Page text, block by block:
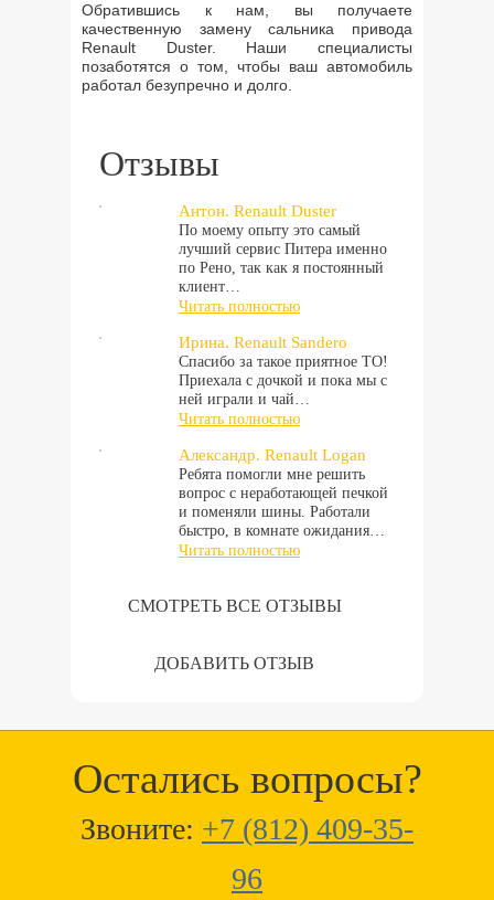
Обратившись к нам, вы получаете
качественную замену сальника привода
Renault Duster. Наши специалисты
позаботятся о том, чтобы ваш автомобиль
работал безупречно и долго.
Отзывы
Антон. Renault Duster
По моему опыту это самый
лучший сервис Питера именно
по Рено, так как я постоянный
клиент…
Читать полностью
Ирина. Renault Sandero
Спасибо за такое приятное ТО!
Приехала с дочкой и пока мы с
ней играли и чай…
Читать полностью
Александр. Renault Logan
Ребята помогли мне решить
вопрос с неработающей печкой
и поменяли шины. Работали
быстро, в комнате ожидания…
Читать полностью
СМОТРЕТЬ ВСЕ ОТЗЫВЫ
ДОБАВИТЬ ОТЗЫВ
Остались вопросы?
Звоните: +7 (812) 409-35-
96